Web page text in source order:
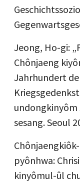
Jeong, Ho-gi:
Chônjaeng
Jahrhundert
undongkinyôm
sesang. Seoul
pyônhwa:
kinyômul-ûl